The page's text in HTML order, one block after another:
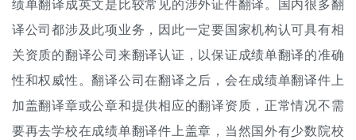
绩单翻译成英文是比较常见的涉外证件翻译。国内很多翻
译公司都涉及此项业务，因此一定要国家机构认可具有相
关资质的翻译公司来翻译认证，以保证成绩单翻译的准确
性和权威性。翻译公司在翻译之后，会在成绩单翻译件上
加盖翻译章或公章和提供相应的翻译资质，正常情况不需
要再去学校在成绩单翻译件上盖章，当然国外有少数院校